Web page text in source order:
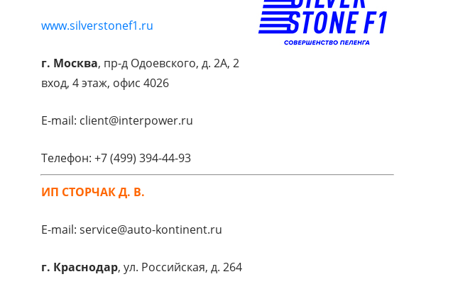
www.silverstonef1.ru
г. Москва, пр-д Одоевского, д. 2А, 2
вход, 4 этаж, офис 4026
E-mail: client@interpower.ru
Телефон: +7 (499) 394-44-93
ИП СТОРЧАК Д. В.
E-mail: service@auto-kontinent.ru
г. Краснодар, ул. Российская, д. 264